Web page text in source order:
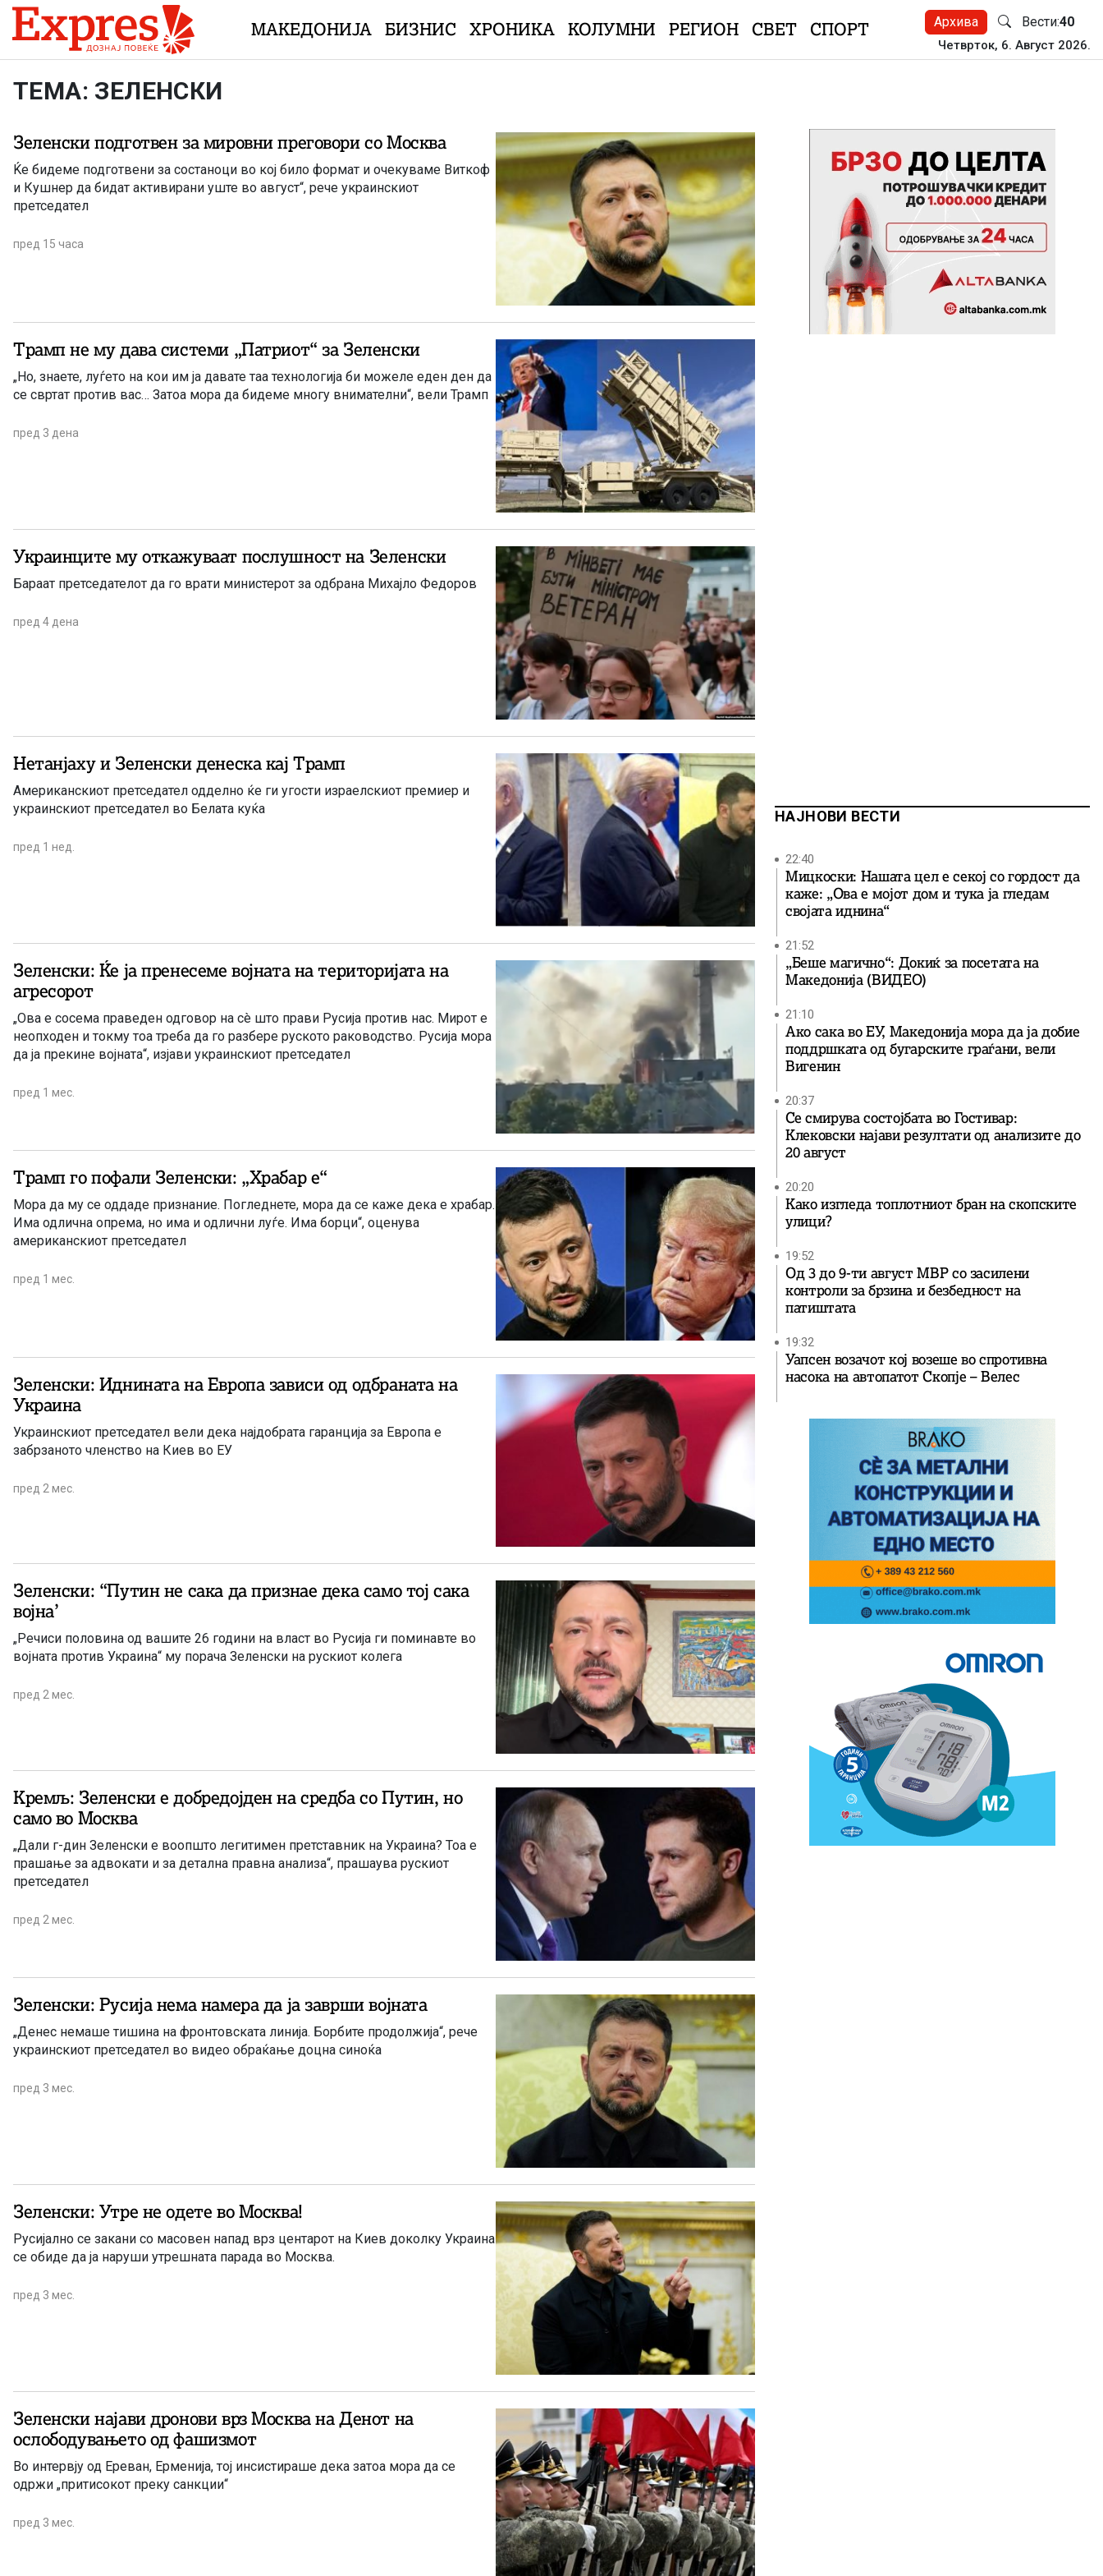
Skip to content
МАКЕДОНИЈА БИЗНИС ХРОНИКА КОЛУМНИ РЕГИОН СВЕТ СПОРТ Архива Вести:40
Четврток, 6. Август 2026.
ТЕМА: ЗЕЛЕНСКИ
Зеленски подготвен за мировни преговори со Москва
Ќе бидеме подготвени за состаноци во кој било формат и очекуваме Виткоф
и Кушнер да бидат активирани уште во август“, рече украинскиот
претседател
пред 15 часа
Трамп не му дава системи „Патриот“ за Зеленски
„Но, знаете, луѓето на кои им ја давате таа технологија би можеле еден ден да
се свртат против вас… Затоа мора да бидеме многу внимателни“, вели Трамп
пред 3 дена
Украинцитe му откажуваат послушност на Зеленски
Бараат претседателот да го врати министерот за одбрана Михајло Федоров
пред 4 дена
Нетанјаху и Зеленски денеска кај Трамп
Американскиот претседател одделно ќе ги угости израелскиот премиер и
украинскиот претседател во Белата куќа
пред 1 нед.
Зеленски: Ќе ја пренесеме војната на територијата на
агресорот
„Ова е сосема праведен одговор на сè што прави Русија против нас. Мирот е
неопходен и токму тоа треба да го разбере руското раководство. Русија мора
да ја прекине војната“, изјави украинскиот претседател
пред 1 мес.
Трамп го пофали Зеленски: „Храбар е“
Мора да му се оддаде признание. Погледнете, мора да се каже дека е храбар.
Има одлична опрема, но има и одлични луѓе. Има борци“, оценува
американскиот претседател
пред 1 мес.
Зеленски: Иднината на Европа зависи од одбраната на
Украина
Украинскиот претседател вели дека најдобрата гаранција за Европа е
забрзаното членство на Киев во ЕУ
пред 2 мес.
Зеленски: “Путин не сака да признае дека само тој сака
војна’
„Речиси половина од вашите 26 години на власт во Русија ги поминавте во
војната против Украина“ му порача Зеленски на рускиот колега
пред 2 мес.
Кремљ: Зеленски е добредојден на средба со Путин, но
само во Москва
„Дали г-дин Зеленски е воопшто легитимен претставник на Украина? Тоа е
прашање за адвокати и за детална правна анализа“, прашаува рускиот
претседател
пред 2 мес.
Зеленски: Русија нема намера да ја заврши војната
„Денес немаше тишина на фронтовската линија. Борбите продолжија“, рече
украинскиот претседател во видео обраќање доцна синоќа
пред 3 мес.
Зеленски: Утре не одете во Москва!
Русијално се закани со масовен напад врз центарот на Киев доколку Украина
се обиде да ја наруши утрешната парада во Москва.
пред 3 мес.
Зеленски најави дронови врз Москва на Денот на
ослободувањето од фашизмот
Во интервју од Ереван, Ерменија, тој инсистираше дека затоа мора да се
одржи „притисокот преку санкции“
пред 3 мес.
НАЈНОВИ ВЕСТИ
22:40
Мицкоски: Нашата цел е секој со гордост да
каже: „Ова е мојот дом и тука ја гледам
својата иднина“
21:52
„Беше магично“: Докиќ за посетата на
Македонија (ВИДЕО)
21:10
Ако сака во ЕУ, Македонија мора да ја добие
поддршката од бугарските граѓани, вели
Вигенин
20:37
Се смирува состојбата во Гостивар:
Клековски најави резултати од анализите до
20 август
20:20
Како изгледа топлотниот бран на скопските
улици?
19:52
Од 3 до 9-ти август МВР со засилени
контроли за брзина и безбедност на
патиштата
19:32
Уапсен возачот кој возеше во спротивна
насока на автопатот Скопје – Велес